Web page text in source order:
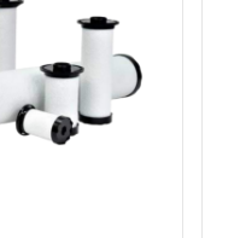
просмотр
Добавить к сравнениюДобавить в избранное